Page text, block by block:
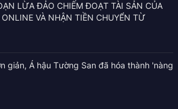
LỪA ĐẢO CHIẾM ĐOẠT TÀI SẢN CỦA
VÀ NHẬN TIỀN CHUYỂN TỪ
giản, Á hậu Tường San đã hóa thành 'nàng